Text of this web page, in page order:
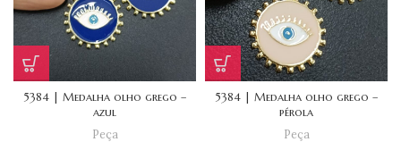
5384 | Medalha olho grego –
azul
Peça
5384 | Medalha olho grego –
pérola
Peça